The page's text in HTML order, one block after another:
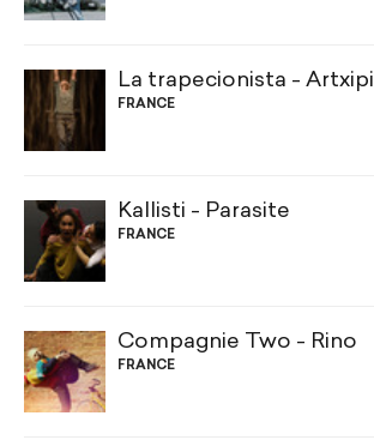
La trapecionista -
FRANCE
Kallisti - Parasite
FRANCE
Compagnie Two - Rino
FRANCE